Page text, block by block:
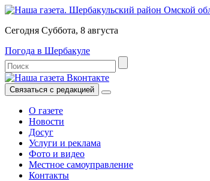
Сегодня Суббота, 8 августа
Погода в Шербакуле
Связаться с редакцией
О газете
Новости
Досуг
Услуги и реклама
Фото и видео
Местное самоуправление
Контакты